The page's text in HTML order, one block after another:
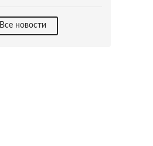
Все новости